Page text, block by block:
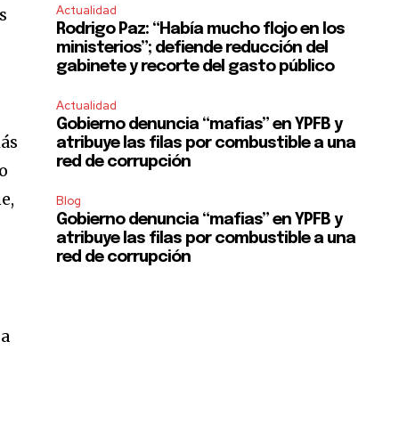
Actualidad
Rodrigo Paz: “Había mucho flojo en los
ministerios”; defiende reducción del
gabinete y recorte del gasto público
Actualidad
Gobierno denuncia “mafias” en YPFB y
atribuye las filas por combustible a una
red de corrupción
Blog
Gobierno denuncia “mafias” en YPFB y
atribuye las filas por combustible a una
red de corrupción